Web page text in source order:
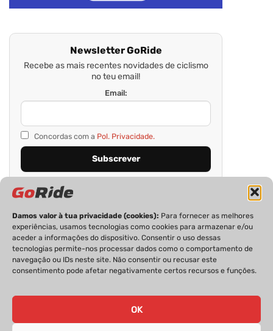
Damos valor à tua privacidade (cookies): Para fornecer as melhores
experiências, usamos tecnologias como cookies para armazenar e/ou
aceder a informações do dispositivo. Consentir o uso dessas
tecnologias permite-nos processar dados como o comportamento de
navegação ou IDs neste site. Não consentir ou recusar este
consentimento pode afetar negativamente certos recursos e funções.
OK
Newsletter GoRide
Recebe as mais recentes novidades de ciclismo
no teu email!
Email:
Concordas com a Pol. Privacidade.
PRIVACIDADE FICHA TÉCNICA
ESTATUTO EDITORIAL